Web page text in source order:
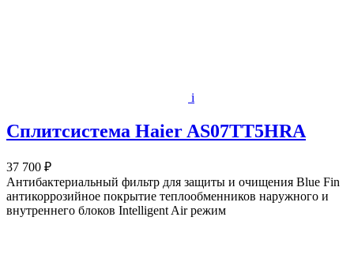
i
Сплитсистема Haier AS07TT5HRA
37 700 ₽
Антибактериальный фильтр для защиты и очищения Blue Fin
антикоррозийное покрытие теплообменников наружного и
внутреннего блоков Intelligent Air режим